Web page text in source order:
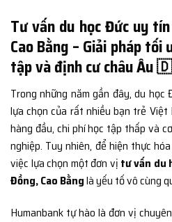
Tư vấn du học Đức uy
Cao Bằng – Giải pháp
tập và định cư châu
Trong những năm gần đây, du
lựa chọn của rất nhiều bạn trẻ Việt
hàng đầu, chi phí học tập thấp và
nghiệp. Tuy nhiên, để hiện thực
việc lựa chọn một đơn vị tư vấn du
Đồng, Cao Bằnglà yếu tố vô cùng
Humanbank tự hào là đơn vị